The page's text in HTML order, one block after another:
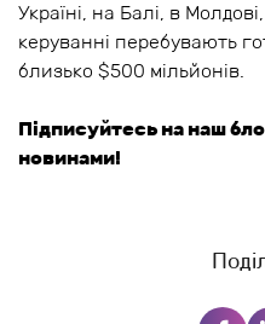
Україні, на Балі, в
керуванні перебувають
близько $500 мільйонів.
Підписуйтесь на наш
новинами!